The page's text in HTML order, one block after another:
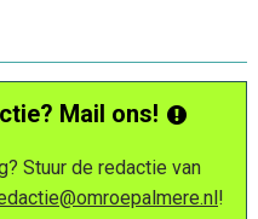
Mail ons!
Stuur de redactie van
!